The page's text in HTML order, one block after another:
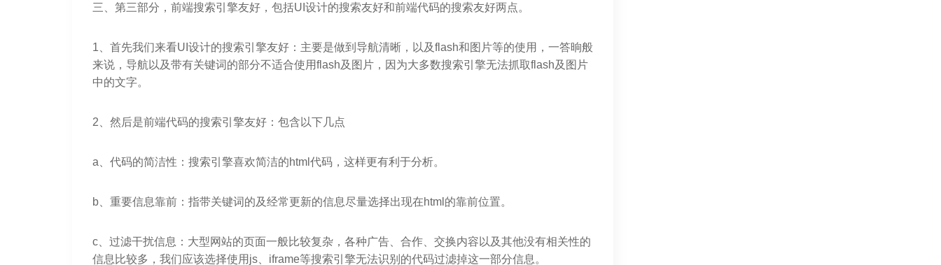
三、第三部分，前端搜索引擎友好，包括UI设计的搜索友好和前端代码的搜索友好两点。
1、首先我们来看UI设计的搜索引擎友好：主要是做到导航清晰，以及flash和图片等的使用，一答晌般
来说，导航以及带有关键词的部分不适合使用flash及图片，因为大多数搜索引擎无法抓取flash及图片
中的文字。
2、然后是前端代码的搜索引擎友好：包含以下几点
a、代码的简洁性：搜索引擎喜欢简洁的html代码，这样更有利于分析。
b、重要信息靠前：指带关键词的及经常更新的信息尽量选择出现在html的靠前位置。
c、过滤干扰信息：大型网站的页面一般比较复杂，各种广告、合作、交换内容以及其他没有相关性的
信息比较多，我们应该选择使用js、iframe等搜索引擎无法识别的代码过滤掉这一部分信息。